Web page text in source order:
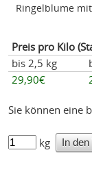
Ringelblume
Preis pro Kilo
bis 2,5 kg
29,90€
Sie können eine
kg